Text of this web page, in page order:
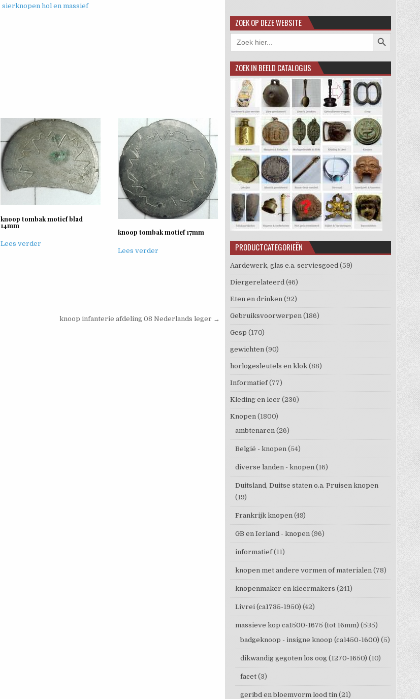
sierknopen hol en massief
knoop tombak motief blad
14mm
Lees verder
knoop tombak motief 17mm
Lees verder
knoop infanterie afdeling 08 Nederlands leger →
ZOEK OP DEZE WEBSITE
Zoek
naar:
Zoekknop
ZOEK IN BEELD CATALOGUS
PRODUCTCATEGORIEËN
Aardewerk, glas e.a. serviesgoed (59)
Diergerelateerd (46)
Eten en drinken (92)
Gebruiksvoorwerpen (186)
Gesp (170)
gewichten (90)
horlogesleutels en klok (88)
Informatief (77)
Kleding en leer (236)
Knopen (1800)
ambtenaren (26)
België - knopen (54)
diverse landen - knopen (16)
Duitsland, Duitse staten o.a. Pruisen knopen
(19)
Frankrijk knopen (49)
GB en Ierland - knopen (96)
informatief (11)
knopen met andere vormen of materialen (78)
knopenmaker en kleermakers (241)
Livrei (ca1735-1950) (42)
massieve kop ca1500-1675 (tot 16mm) (535)
badgeknoop - insigne knoop (ca1450-1600) (5)
dikwandig gegoten los oog (1270-1650) (10)
facet (3)
geribd en bloemvorm lood tin (21)